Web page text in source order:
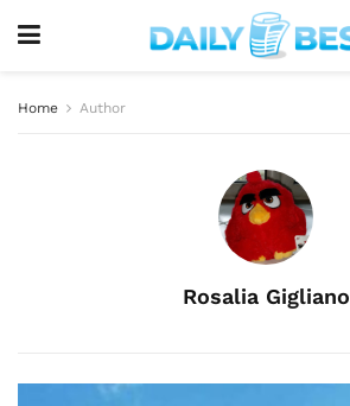
Home Author
Rosalia Gigliano